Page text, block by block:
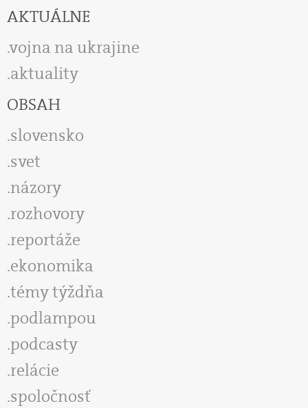
AKTUÁLNE
vojna na ukrajine
aktuality
OBSAH
slovensko
svet
názory
rozhovory
reportáže
ekonomika
témy týždňa
podlampou
podcasty
relácie
spoločnosť